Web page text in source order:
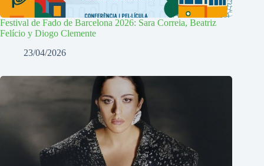
Festival de Fado de Barcelona 2026: Sara Correia, Beatriz
Felício y Diogo Clemente
23/04/2026